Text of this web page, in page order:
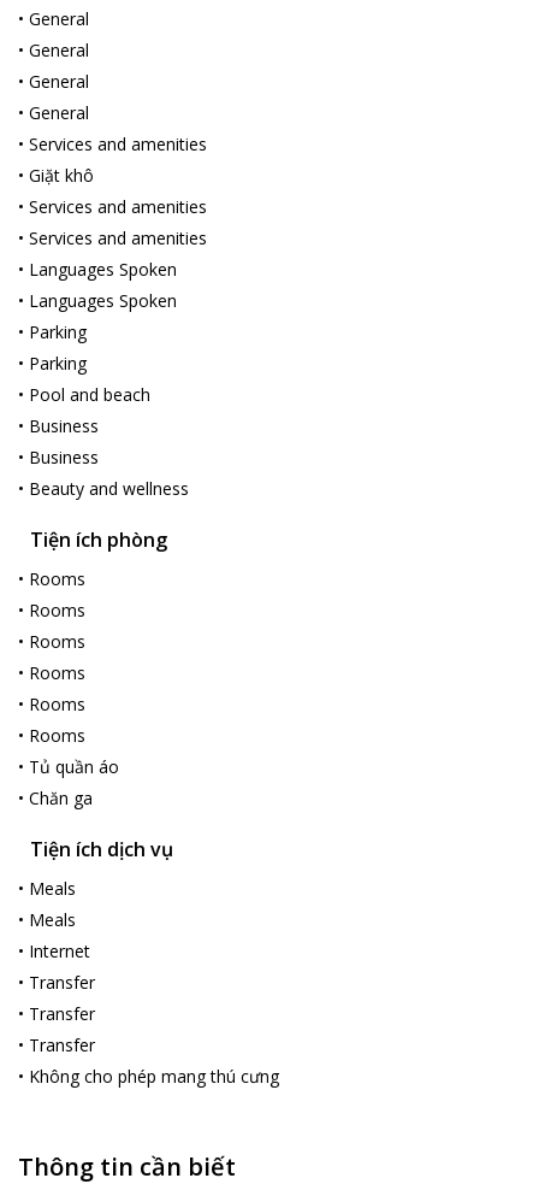
• General
• General
• General
• General
• Services and amenities
• Giặt khô
• Services and amenities
• Services and amenities
• Languages Spoken
• Languages Spoken
• Parking
• Parking
• Pool and beach
• Business
• Business
• Beauty and wellness
Tiện ích phòng
• Rooms
• Rooms
• Rooms
• Rooms
• Rooms
• Rooms
• Tủ quần áo
• Chăn ga
Tiện ích dịch vụ
• Meals
• Meals
• Internet
• Transfer
• Transfer
• Transfer
• Không cho phép mang thú cưng
Thông tin cần biết